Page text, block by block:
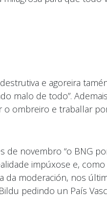
e agoreira
malo de todo”.
ombreiro e traballar
novembro “o BNG
impúxose e,
moderación, nos
pedindo un País